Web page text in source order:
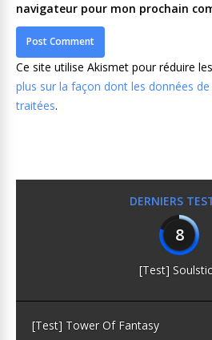
navigateur pour mon prochain
Ce site utilise Akismet pour réduire
plus sur la façon dont les données
traitées.
DERNIERS
8
[Test]
[Test] Tower Of Fantasy